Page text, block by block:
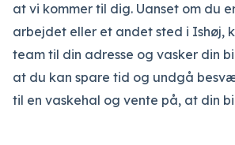
at vi kommer til dig. Uanset om du
arbejdet eller et andet sted i Ishøj,
team til din adresse og vasker din
at du kan spare tid og undgå
til en vaskehal og vente på, at din